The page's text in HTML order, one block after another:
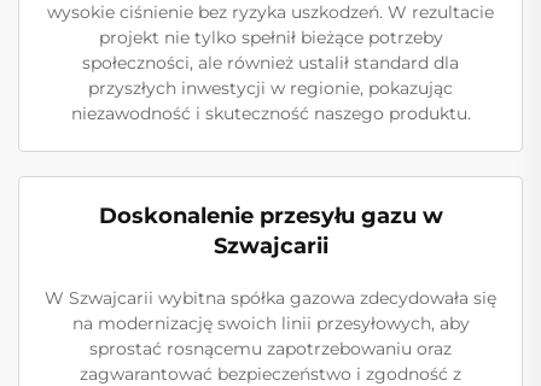
wysokie ciśnienie bez ryzyka uszkodzeń. W rezultacie
projekt nie tylko spełnił bieżące potrzeby
społeczności, ale również ustalił standard dla
przyszłych inwestycji w regionie, pokazując
niezawodność i skuteczność naszego produktu.
Doskonalenie przesyłu gazu w
Szwajcarii
W Szwajcarii wybitna spółka gazowa zdecydowała się
na modernizację swoich linii przesyłowych, aby
sprostać rosnącemu zapotrzebowaniu oraz
zagwarantować bezpieczeństwo i zgodność z